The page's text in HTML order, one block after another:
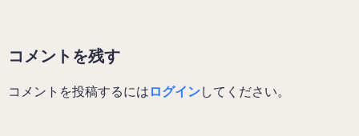
コメントを残す
コメントを投稿するには ログインしてください。